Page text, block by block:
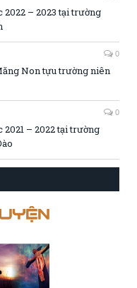
2022 – 2023 tại trường
0
Non tựu trường niên
0
– 2022 tại trường